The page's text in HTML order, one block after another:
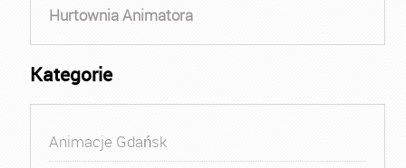
Hurtownia Animatora
Kategorie
Animacje Gdańsk